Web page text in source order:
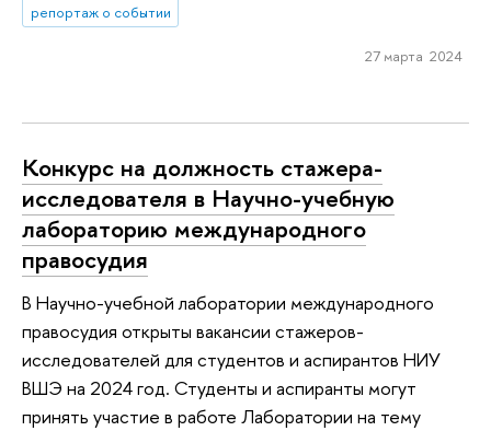
репортаж о событии
27 марта 2024
Конкурс на должность стажера-
исследователя в Научно-учебную
лабораторию международного
правосудия
В Научно-учебной лаборатории международного
правосудия открыты вакансии стажеров-
исследователей для студентов и аспирантов НИУ
ВШЭ на 2024 год. Студенты и аспиранты могут
принять участие в работе Лаборатории на тему